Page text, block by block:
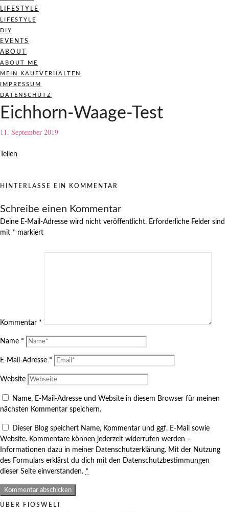
LIFESTYLE
LIFESTYLE
DIY
EVENTS
ABOUT
ABOUT ME
MEIN KAUFVERHALTEN
IMPRESSUM
DATENSCHUTZ
Eichhorn-Waage-Test
11. September 2019
Teilen
HINTERLASSE EIN KOMMENTAR
Schreibe einen Kommentar
Deine E-Mail-Adresse wird nicht veröffentlicht. Erforderliche Felder sind
mit * markiert
Kommentar *
Name *
E-Mail-Adresse *
Website
Name, E-Mail-Adresse und Website in diesem Browser für meinen
nächsten Kommentar speichern.
Dieser Blog speichert Name, Kommentar und ggf. E-Mail sowie
Website. Kommentare können jederzeit widerrufen werden –
Informationen dazu in meiner Datenschutzerklärung. Mit der Nutzung
des Formulars erklärst du dich mit den Datenschutzbestimmungen
dieser Seite einverstanden. *
ÜBER FIOSWELT